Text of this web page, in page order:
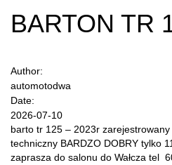
BARTON TR
Author:
automotodwa
Date:
2026-07-10
barto tr 125 – 2023r
techniczny BARDZO DOBRY tylko
zaprasza do salonu do Wałcza tel